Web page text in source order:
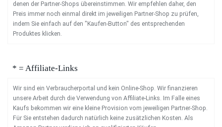
denen der Partner-Shops übereinstimmen. Wir empfehlen daher, den
Preis immer noch einmal direkt im jeweiligen Partner-Shop zu prüfen,
indem Sie einfach auf den "Kaufen-Button" des entsprechenden
Produktes klicken.
* = Affiliate-Links
Wir sind ein Verbraucherportal und kein Online-Shop. Wir finanzieren
unsere Arbeit durch die Verwendung von Affiliate-Links. Im Falle eines
Kaufs bekommen wir eine kleine Provision vom jeweiligen Partner-Shop.
Für Sie entstehen dadurch natürlich keine zusätzlichen Kosten. Als